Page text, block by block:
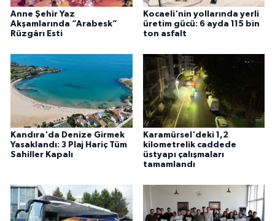
Anne Şehir Yaz
Akşamlarında “Arabesk”
Rüzgârı Esti
Kocaeli'nin yollarında yerli
üretim gücü: 6 ayda 115 bin
ton asfalt
Kandıra'da Denize Girmek
Yasaklandı: 3 Plaj Hariç Tüm
Sahiller Kapalı
Karamürsel'deki 1,2
kilometrelik caddede
üstyapı çalışmaları
tamamlandı